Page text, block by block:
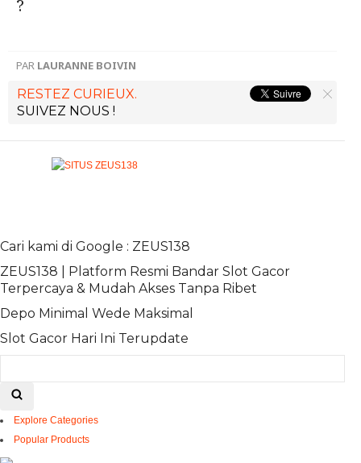
?
PAR LAURANNE BOIVIN
RESTEZ CURIEUX.
SUIVEZ NOUS !
Cari kami di Google : ZEUS138
ZEUS138 | Platform Resmi Bandar Slot Gacor
Terpercaya & Mudah Akses Tanpa Ribet
Depo Minimal Wede Maksimal
Slot Gacor Hari Ini Terupdate
Explore Categories
Popular Products